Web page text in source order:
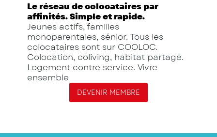
Le réseau de colocataires par
affinités. Simple et rapide.
Jeunes actifs, familles
monoparentales, sénior. Tous les
colocataires sont sur COOLOC.
Colocation, coliving, habitat partagé.
Logement contre service. Vivre
ensemble
DEVENIR MEMBRE